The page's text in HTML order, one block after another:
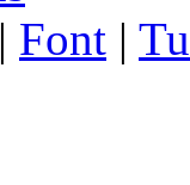
| Font |